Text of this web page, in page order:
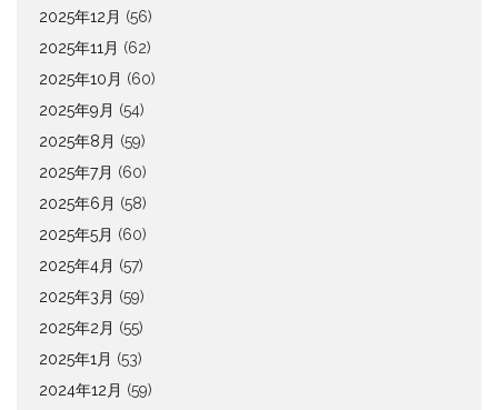
2025年12月 (56)
2025年11月 (62)
2025年10月 (60)
2025年9月 (54)
2025年8月 (59)
2025年7月 (60)
2025年6月 (58)
2025年5月 (60)
2025年4月 (57)
2025年3月 (59)
2025年2月 (55)
2025年1月 (53)
2024年12月 (59)